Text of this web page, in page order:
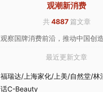
观潮新消费
共 4887 篇文章
观察国牌消费前沿，推动中国创造
最近更新文章
福瑞达/上海家化/上美/自然堂/林
话C-Beauty